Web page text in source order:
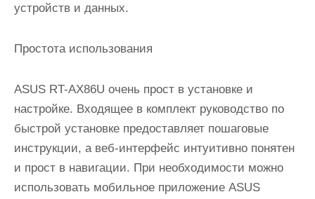
устройств и данных.
Простота использования
ASUS RT-AX86U очень прост в установке и
настройке. Входящее в комплект руководство по
быстрой установке предоставляет пошаговые
инструкции, а веб-интерфейс интуитивно понятен
и прост в навигации. При необходимости можно
использовать мобильное приложение ASUS